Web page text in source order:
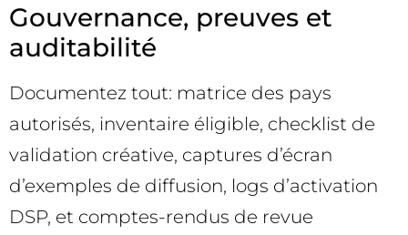
Gouvernance, preuves et
auditabilité
Documentez tout: matrice des pays
autorisés, inventaire éligible, checklist de
validation créative, captures d’écran
d’exemples de diffusion, logs d’activation
DSP, et comptes-rendus de revue